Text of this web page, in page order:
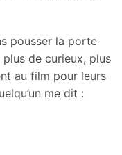
pousser la porte
de curieux, plus
au film pour leurs
me dit :